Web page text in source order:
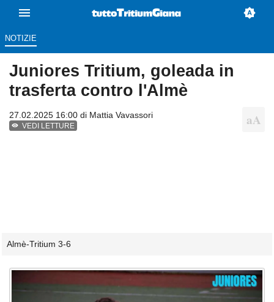
NOTIZIE
Juniores Tritium, goleada in
trasferta contro l'Almè
27.02.2025 16:00 di Mattia Vavassori
VEDI LETTURE
Almè-Tritium 3-6